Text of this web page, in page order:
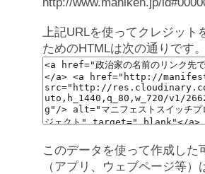
上記URLを使ってクレジット
ためのHTMLは次の通りです。
このデータを使って作成した
（アプリ、ウェブページ等）